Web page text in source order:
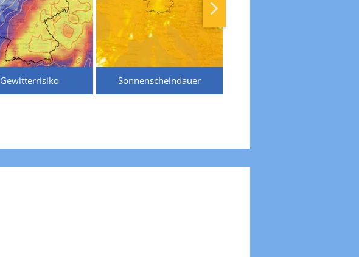
Gewitterrisiko Sonnenscheindauer